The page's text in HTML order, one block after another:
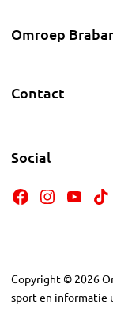
Omroep
Contact
Social
Copyright © 2026
sport en informatie